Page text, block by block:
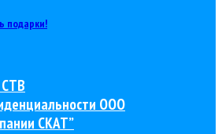
подарки!
СТВ
ООО
СКАТ”